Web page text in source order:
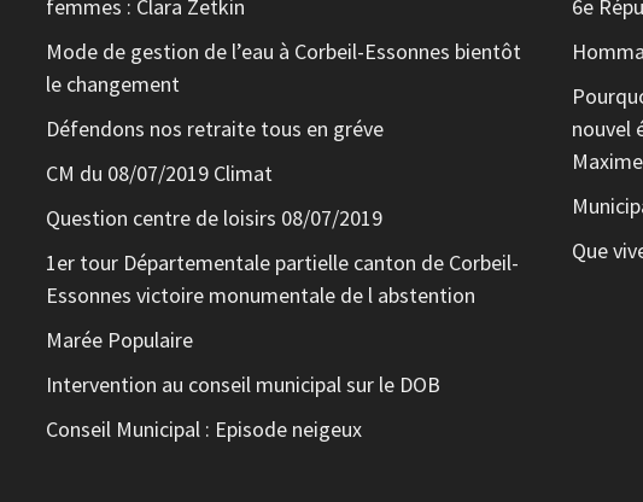
femmes : Clara Zetkin
Mode de gestion de l’eau à Corbeil-Essonnes bientôt
le changement
Défendons nos retraite tous en gréve
CM du 08/07/2019 Climat
Question centre de loisirs 08/07/2019
1er tour Départementale partielle canton de Corbeil-
Essonnes victoire monumentale de l abstention
Marée Populaire
Intervention au conseil municipal sur le DOB
Conseil Municipal : Episode neigeux
6e
nouvel
Que